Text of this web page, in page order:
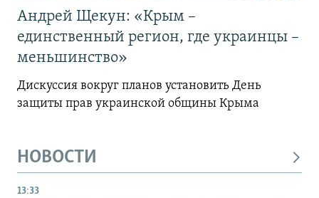
Андрей Щекун: «Крым –
единственный регион, где украинцы –
меньшинство»
Дискуссия вокруг планов установить День
защиты прав украинской общины Крыма
НОВОСТИ
13:33